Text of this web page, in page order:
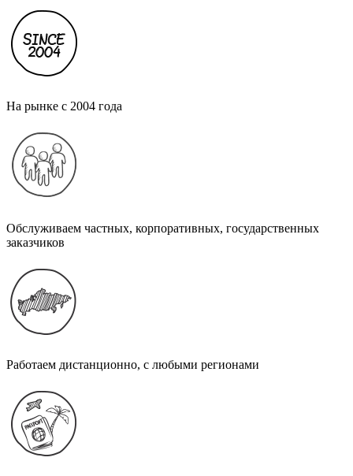
На рынке с 2004 года
Обслуживаем частных, корпоративных, государственных
заказчиков
Работаем дистанционно, с любыми регионами